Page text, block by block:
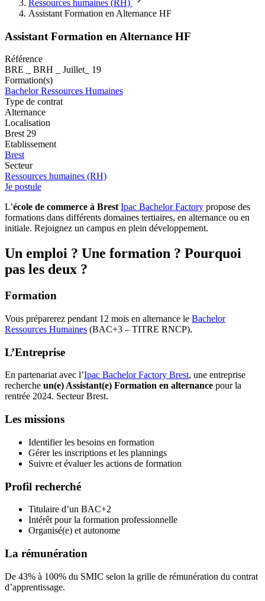
Ressources humaines (RH)
Assistant Formation en Alternance HF
Assistant Formation en Alternance HF
Référence
BRE _ BRH _ Juillet_ 19
Formation(s)
Bachelor Ressources Humaines
Type de contrat
Alternance
Localisation
Brest 29
Etablissement
Brest
Secteur
Ressources humaines (RH)
Je postule
L’école de commerce à Brest Ipac Bachelor Factory propose des
formations dans différents domaines tertiaires, en alternance ou en
initiale. Rejoignez un campus en plein développement.
Un emploi ? Une formation ? Pourquoi
pas les deux ?
Formation
Vous préparerez pendant 12 mois en alternance le Bachelor
Ressources Humaines (BAC+3 – TITRE RNCP).
L’Entreprise
En partenariat avec l’Ipac Bachelor Factory Brest, une entreprise
recherche un(e) Assistant(e) Formation en alternance pour la
rentrée 2024. Secteur Brest.
Les missions
Identifier les besoins en formation
Gérer les inscriptions et les plannings
Suivre et évaluer les actions de formation
Profil recherché
Titulaire d’un BAC+2
Intérêt pour la formation professionnelle
Organisé(e) et autonome
La rémunération
De 43% à 100% du SMIC selon la grille de rémunération du contrat
d’apprentissage.